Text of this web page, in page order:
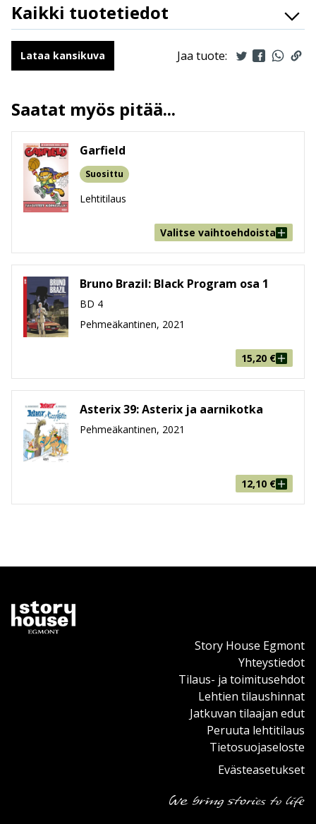
vanhainkotiin, toisessa kertomuksessa he joutuvat
keskelle kahden kajahtaneen keksijän robottisotaa.
Kaikki tuotetiedot
ISBN
9789523343870
Kirjoittajat
Cauvin
Kuvittajat
Ilmestymispäivä
25.8.2021
ALV
13.5 %
Sivumäärä
Koko
leveys x korkeus x paksuus
Paino
9-99
Lataa kansikuva Jaa tuote:
Saatat myös pitää...
Garfield
Suosittu
Lehtitilaus
Valitse vaihtoehdoista
Bruno Brazil: Black Program osa 1
BD 4
Pehmeäkantinen, 2021
15,20 €
Asterix 39: Asterix ja aarnikotka
Pehmeäkantinen, 2021
12,10 €
Story House Egmont
Yhteystiedot
Tilaus- ja toimitusehdot
Lehtien tilaushinnat
Jatkuvan tilaajan edut
Peruuta lehtitilaus
Tietosuojaseloste
Evästeasetukset